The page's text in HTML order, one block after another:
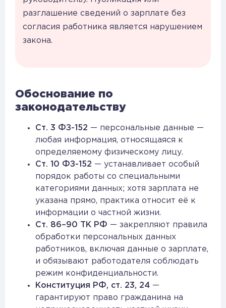
разглашение сведений о зарплате без
согласия работника является нарушением
закона.
Обоснование по
законодательству
Ст. 3 ФЗ-152 — персональные данные —
любая информация, относящаяся к
определяемому физическому лицу.
Ст. 10 ФЗ-152 — устанавливает особый
порядок работы со специальными
категориями данных; хотя зарплата не
указана прямо, практика относит её к
информации о частной жизни.
Ст. 86–90 ТК РФ — закрепляют правила
обработки персональных данных
работников, включая данные о зарплате,
и обязывают работодателя соблюдать
режим конфиденциальности.
Конституция РФ, ст. 23, 24 —
гарантируют право гражданина на